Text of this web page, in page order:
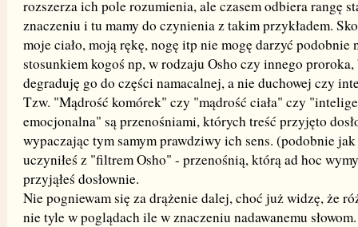
rozszerza ich pole rozumienia, ale czasem odbiera rangę
znaczeniu i tu mamy do czynienia z takim przykładem.
moje ciało, moją rękę, nogę itp nie mogę darzyć podobnie
stosunkiem kogoś np, w rodzaju Osho czy innego proroka,
degraduję go do części namacalnej, a nie duchowej czy
Tzw. "Mądrość komórek" czy "mądrość ciała" czy
emocjonalna" są przenośniami, których treść przyjęto
wypaczając tym samym prawdziwy ich sens. (podobnie
uczyniłeś z "filtrem Osho" - przenośnią, którą ad hoc
przyjąłeś dosłownie.
Nie pogniewam się za drążenie dalej, choć już widzę, że
nie tyle w poglądach ile w znaczeniu nadawanemu słowom.